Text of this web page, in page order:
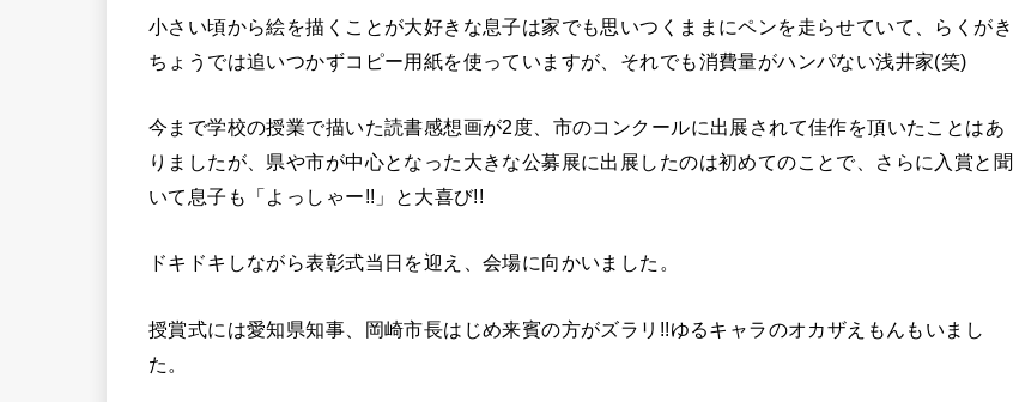
小さい頃から絵を描くことが大好きな息子は家でも思いつくままにペンを走らせていて、らくがき
ちょうでは追いつかずコピー用紙を使っていますが、それでも消費量がハンパない浅井家(笑)
今まで学校の授業で描いた読書感想画が2度、市のコンクールに出展されて佳作を頂いたことはあ
りましたが、県や市が中心となった大きな公募展に出展したのは初めてのことで、さらに入賞と聞
いて息子も「よっしゃー!!」と大喜び!!
ドキドキしながら表彰式当日を迎え、会場に向かいました。
授賞式には愛知県知事、岡崎市長はじめ来賓の方がズラリ!!ゆるキャラのオカザえもんもいまし
た。